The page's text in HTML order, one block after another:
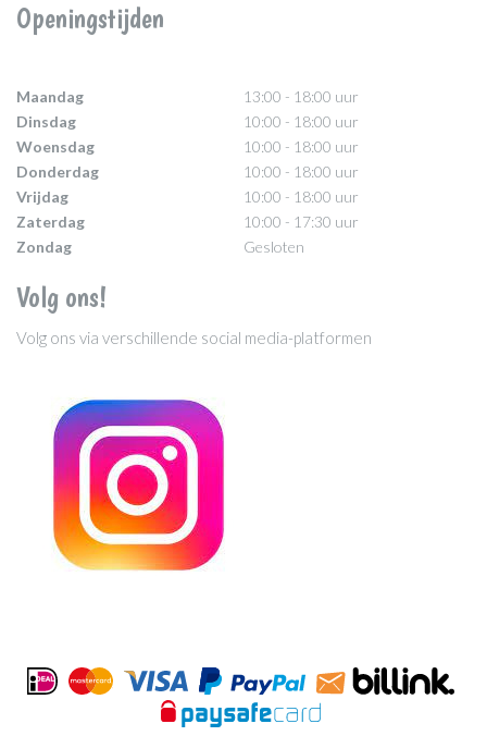
Openingstijden
Maandag
13:00 - 18:00 uur
Dinsdag
10:00 - 18:00 uur
Woensdag
10:00 - 18:00 uur
Donderdag
10:00 - 18:00 uur
Vrijdag
10:00 - 18:00 uur
Zaterdag
10:00 - 17:30 uur
Zondag
Gesloten
Volg ons!
Volg ons via verschillende social media-platformen